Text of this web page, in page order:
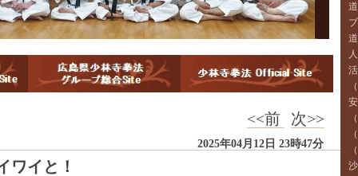
<<前 次>>
ワイと！
2025年04月12日 23時47分